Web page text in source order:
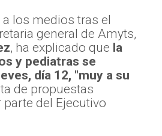
los medios tras el
general de Amyts,
, ha explicado que la
y pediatras se
día 12, "muy a su
de propuestas
del Ejecutivo